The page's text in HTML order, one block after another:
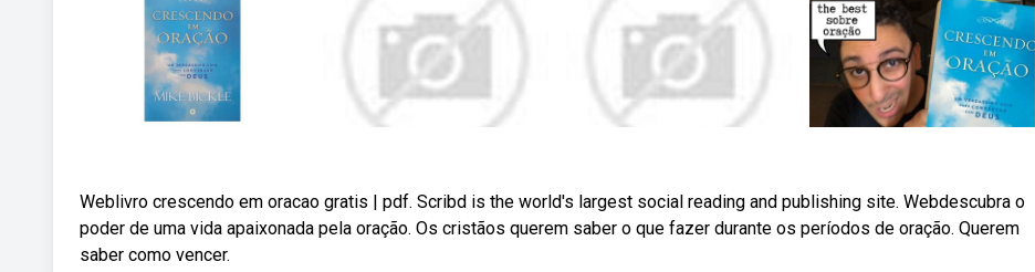
Weblivro crescendo em oracao gratis | pdf. Scribd is the world's largest social reading and publishing site. Webdescubra o
poder de uma vida apaixonada pela oração. Os cristãos querem saber o que fazer durante os períodos de oração. Querem
saber como vencer.